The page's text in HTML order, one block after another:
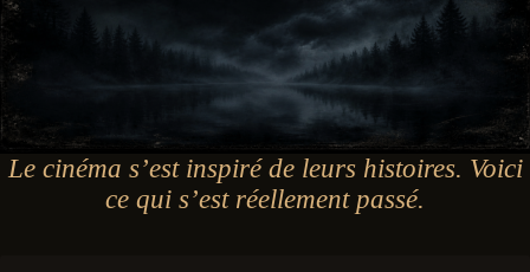
Le cinéma s’est inspiré de leurs histoires. Voici
ce qui s’est réellement passé.